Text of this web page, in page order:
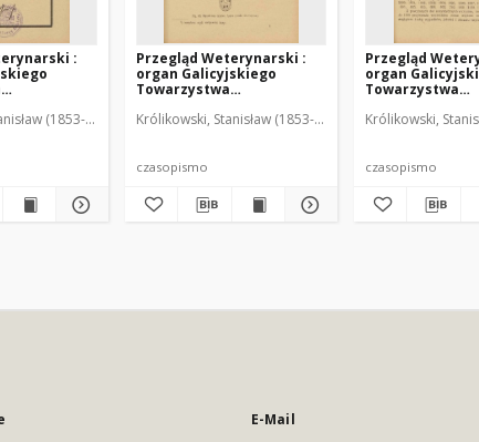
:
(1853-1924). Red.
Przegląd Weterynarski :
organ Galicyjskiego
Towarzystwa
czasopismo poświęcone
Królikowski, Stanisław (1853-1924). Red.
czasopismo
Przegląd
organ
Towarzystwa
czasopismo
Królikowski,
czasopismo
E-Mail